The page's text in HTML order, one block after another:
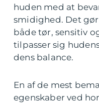
huden med at
smidighed. Det
både tør, sensitiv
tilpasser sig
dens balance.
En af de mest
egenskaber ved